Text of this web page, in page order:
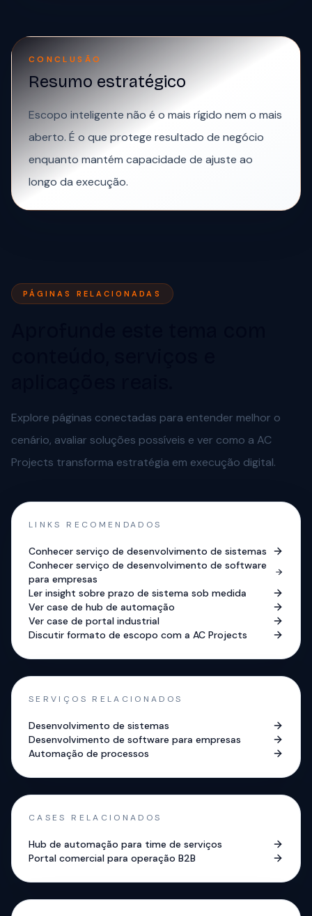
CONCLUSÃO
Resumo estratégico
Escopo inteligente não é o mais rígido nem o mais
aberto. É o que protege resultado de negócio
enquanto mantém capacidade de ajuste ao
longo da execução.
PÁGINAS RELACIONADAS
Explore páginas conectadas para entender melhor o
cenário, avaliar soluções possíveis e ver como a AC
Projects transforma estratégia em execução digital.
LINKS RECOMENDADOS
Conhecer serviço de desenvolvimento de sistemas
Conhecer serviço de desenvolvimento de software
para empresas
Ler insight sobre prazo de sistema sob medida
Ver case de hub de automação
Ver case de portal industrial
Discutir formato de escopo com a AC Projects
SERVIÇOS RELACIONADOS
Desenvolvimento de sistemas
Desenvolvimento de software para empresas
Automação de processos
CASES RELACIONADOS
Hub de automação para time de serviços
Portal comercial para operação B2B